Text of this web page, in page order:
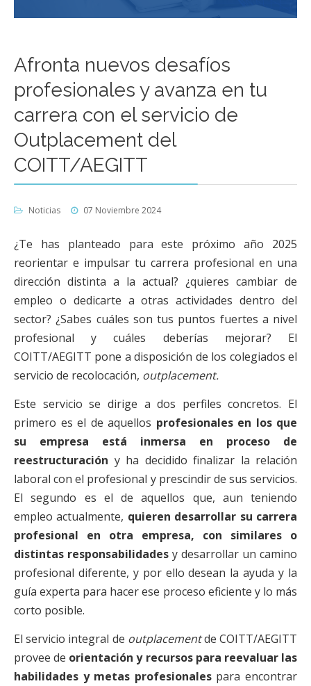
Afronta nuevos desafíos
profesionales y avanza en tu
carrera con el servicio de
Outplacement del
COITT/AEGITT
Noticias 07 Noviembre 2024
¿Te has planteado para este próximo año 2025
reorientar e impulsar tu carrera profesional en una
dirección distinta a la actual? ¿quieres cambiar de
empleo o dedicarte a otras actividades dentro del
sector? ¿Sabes cuáles son tus puntos fuertes a nivel
profesional y cuáles deberías mejorar? El
COITT/AEGITT pone a disposición de los colegiados el
servicio de recolocación, outplacement.
Este servicio se dirige a dos perfiles concretos. El
primero es el de aquellos profesionales en los que
su empresa está inmersa en proceso de
reestructuración y ha decidido finalizar la relación
laboral con el profesional y prescindir de sus servicios.
El segundo es el de aquellos que, aun teniendo
empleo actualmente, quieren desarrollar su carrera
profesional en otra empresa, con similares o
distintas responsabilidades y desarrollar un camino
profesional diferente, y por ello desean la ayuda y la
guía experta para hacer ese proceso eficiente y lo más
corto posible.
El servicio integral de outplacementde COITT/AEGITT
provee de orientación y recursos para reevaluar las
habilidades y metas profesionalespara encontrar